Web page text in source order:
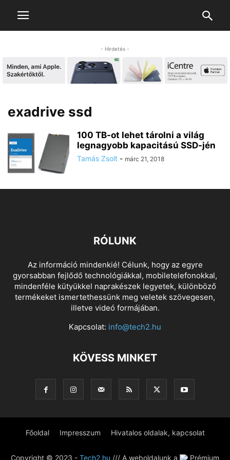
- Hirdetés -
exadrive ssd
100 TB-ot lehet tárolni a világ
legnagyobb kapacitású SSD-jén
Tamás Zsolt - márc 21, 2018
RÓLUNK
Az információ mindenkié! Célunk, hogy az egyre
gyorsabban fejlődő technológiákkal, mobiletelefonokkal,
mindenféle kütyükkel naprakészek legyetek, különböző
termékeket ismertethessünk meg veletek szövegesen,
illetve videó formájában.
Kapcsolat: info@tech2.hu
KÖVESS MINKET
Főoldal Impresszum Hivatalos oldalak, kapcsolat
Copyright © 2023 - Tech2.hu /// A weboldalunk a Prémium